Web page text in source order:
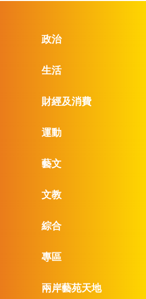
政治
生活
財經及消費
運動
藝文
文教
綜合
專區
兩岸藝苑天地